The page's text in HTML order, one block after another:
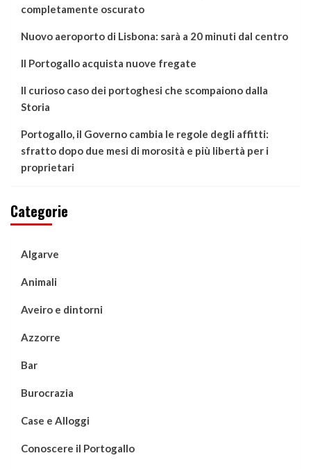
completamente oscurato
Nuovo aeroporto di Lisbona: sarà a 20 minuti dal centro
Il Portogallo acquista nuove fregate
Il curioso caso dei portoghesi che scompaiono dalla
Storia
Portogallo, il Governo cambia le regole degli affitti:
sfratto dopo due mesi di morosità e più libertà per i
proprietari
Categorie
Algarve
Animali
Aveiro e dintorni
Azzorre
Bar
Burocrazia
Case e Alloggi
Conoscere il Portogallo